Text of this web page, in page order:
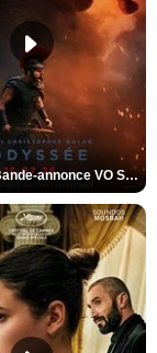
L'Odyssée Bande-annonce VO STFR